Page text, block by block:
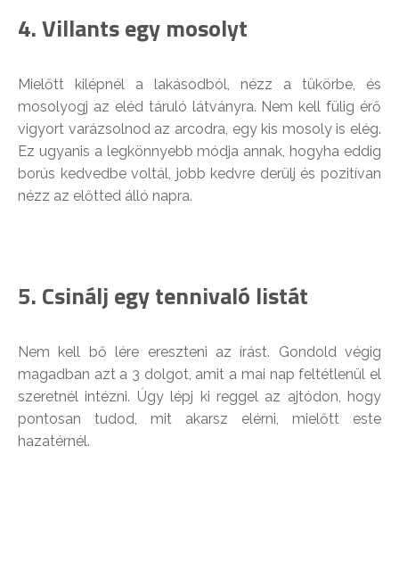
4. Villants egy mosolyt
Mielőtt kilépnél a lakásodból, nézz a tükörbe, és
mosolyogj az eléd táruló látványra. Nem kell fülig érő
vigyort varázsolnod az arcodra, egy kis mosoly is elég.
Ez ugyanis a legkönnyebb módja annak, hogyha eddig
borús kedvedbe voltál, jobb kedvre derülj és pozitívan
nézz az előtted álló napra.
5. Csinálj egy tennivaló listát
Nem kell bő lére ereszteni az írást. Gondold végig
magadban azt a 3 dolgot, amit a mai nap feltétlenül el
szeretnél intézni. Úgy lépj ki reggel az ajtódon, hogy
pontosan tudod, mit akarsz elérni, mielőtt este
hazatérnél.